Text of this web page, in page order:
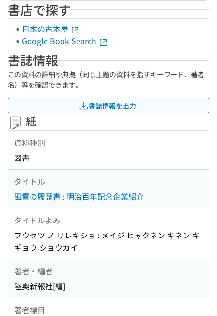
書店で探す
日本の古本屋
Google Book Search
書誌情報
この資料の詳細や典拠（同じ主題の資料を指すキーワード、著者
名）等を確認できます。
書誌情報を出力
紙
資料種別
図書
タイトル
風雪の履歴書 : 明治百年記念企業紹介
タイトルよみ
フウセツ ノ リレキショ : メイジ ヒャクネン キネン キ
ギョウ ショウカイ
著者・編者
陸奥新報社[編]
著者標目